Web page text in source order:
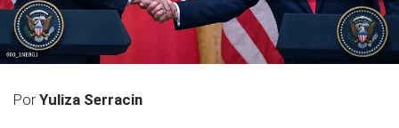
PorYuliza Serracin